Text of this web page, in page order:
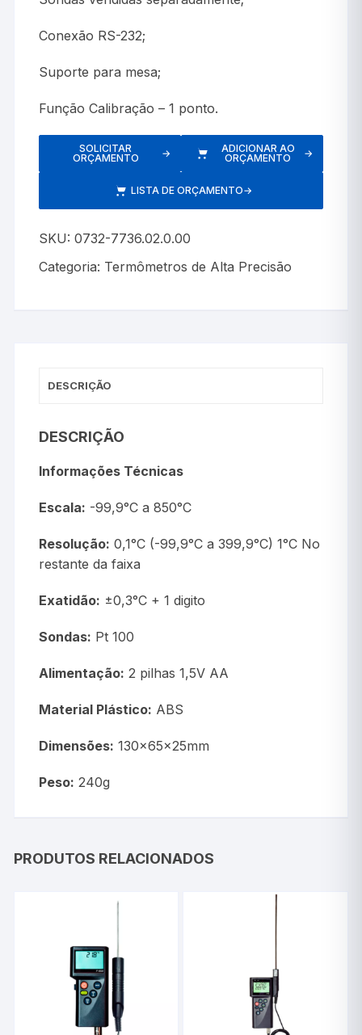
Conexão RS-232;
Suporte para mesa;
Função Calibração – 1 ponto.
SOLICITAR
ORÇAMENTO
→
ADICIONAR AO
ORÇAMENTO
→
LISTA DE ORÇAMENTO→
SKU:0732-7736.02.0.00
Categoria: Termômetros de Alta Precisão
DESCRIÇÃO
DESCRIÇÃO
Informações Técnicas
Escala: -99,9°C a 850°C
Resolução: 0,1°C (-99,9°C a 399,9°C) 1°C No
restante da faixa
Exatidão: ±0,3°C + 1 digito
Sondas: Pt 100
Alimentação: 2 pilhas 1,5V AA
Material Plástico: ABS
Dimensões: 130x65x25mm
Peso: 240g
PRODUTOS RELACIONADOS